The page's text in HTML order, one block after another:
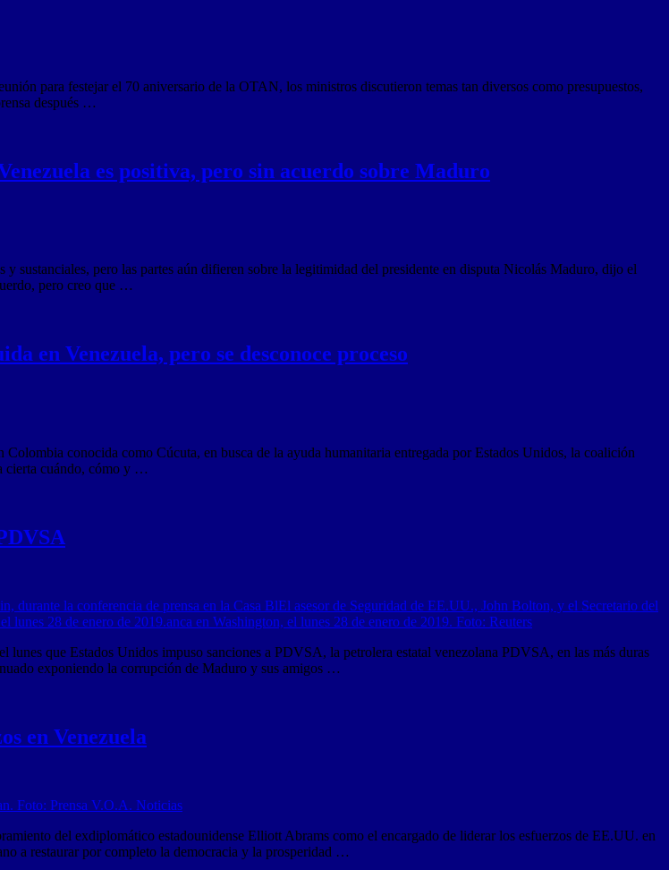
para festejar el 70 aniversario de la OTAN, los ministros discutieron temas tan diversos como presupuestos,
después …
es positiva, pero sin acuerdo sobre Maduro
sustanciales, pero las partes aún difieren sobre la legitimidad del presidente en disputa Nicolás Maduro, dijo el
pero creo que …
en Venezuela, pero se desconoce proceso
conocida como Cúcuta, en busca de la ayuda humanitaria entregada por Estados Unidos, la coalición
cierta cuándo, cómo y …
que Estados Unidos impuso sanciones a PDVSA, la petrolera estatal venezolana PDVSA, en las más duras
exponiendo la corrupción de Maduro y sus amigos …
en Venezuela
del exdiplomático estadounidense Elliott Abrams como el encargado de liderar los esfuerzos de EE.UU. en
a restaurar por completo la democracia y la prosperidad …